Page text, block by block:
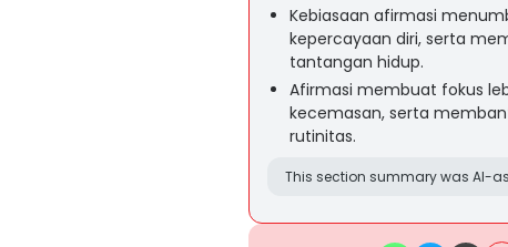
Kebiasaan afirmasi
kepercayaan diri, serta
tantangan hidup.
Afirmasi membuat fokus
kecemasan, serta
rutinitas.
This section summary was AI-